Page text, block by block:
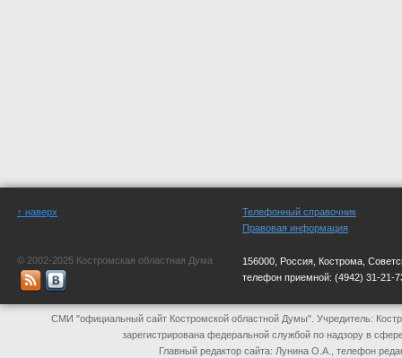
↑ наверх
© 2002-2025 Костромская областная Дума
Телефонный справочник
Правовая информация
156000, Россия, Кострома,
телефон приемной: (4942) 31-21-
СМИ "официальный сайт Костромской областной Думы". Учредитель:
зарегистрирована федеральной службой по надзору в
Главный редактор сайта: Лунина О.А., телефон